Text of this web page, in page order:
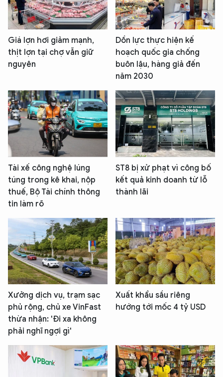
Giá lợn hơi giảm mạnh,
thịt lợn tại chợ vẫn giữ
nguyên
Dồn lực thực hiện kế
hoạch quốc gia chống
buôn lậu, hàng giả đến
năm 2030
Tài xế công nghệ lúng
túng trong kê khai, nộp
thuế, Bộ Tài chính thông
tin làm rõ
ST8 bị xử phạt vì công bố
kết quả kinh doanh từ lỗ
thành lãi
Xưởng dịch vụ, trạm sạc
phủ rộng, chủ xe VinFast
thừa nhận: 'Đi xa không
phải nghĩ ngợi gì'
Xuất khẩu sầu riêng
hướng tới mốc 4 tỷ USD